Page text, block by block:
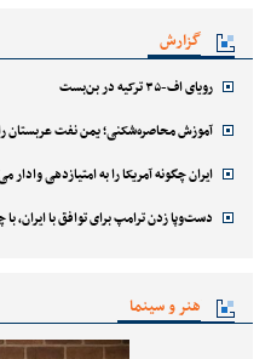
گزارش
رویای اف-۳۵ ترکیه در بن‌بست
آموزش محاصره‌شکنی؛ یمن نفت عربستان
ایران چگونه آمریکا را به امتیازدهی وادار
دست‌وپا زدن ترامپ برای توافق با ایران،
هنر و سینما